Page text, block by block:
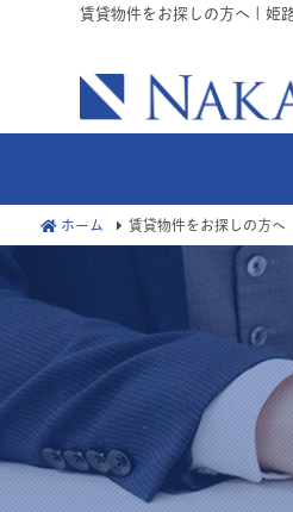
賃貸物件をお探しの方へ | 姫
ホーム 賃貸物件をお探しの方へ